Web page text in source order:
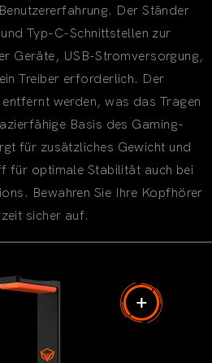
Der Ständer
Typ-C-Schnittstellen zur
Geräte, USB-Stromversorgung,
Treiber erforderlich. Der
werden, was das Tragen
Basis des Gaming-
für zusätzliches Gewicht und
für optimale Stabilität auch bei
Bewahren Sie Ihre Kopfhörer
sicher auf.